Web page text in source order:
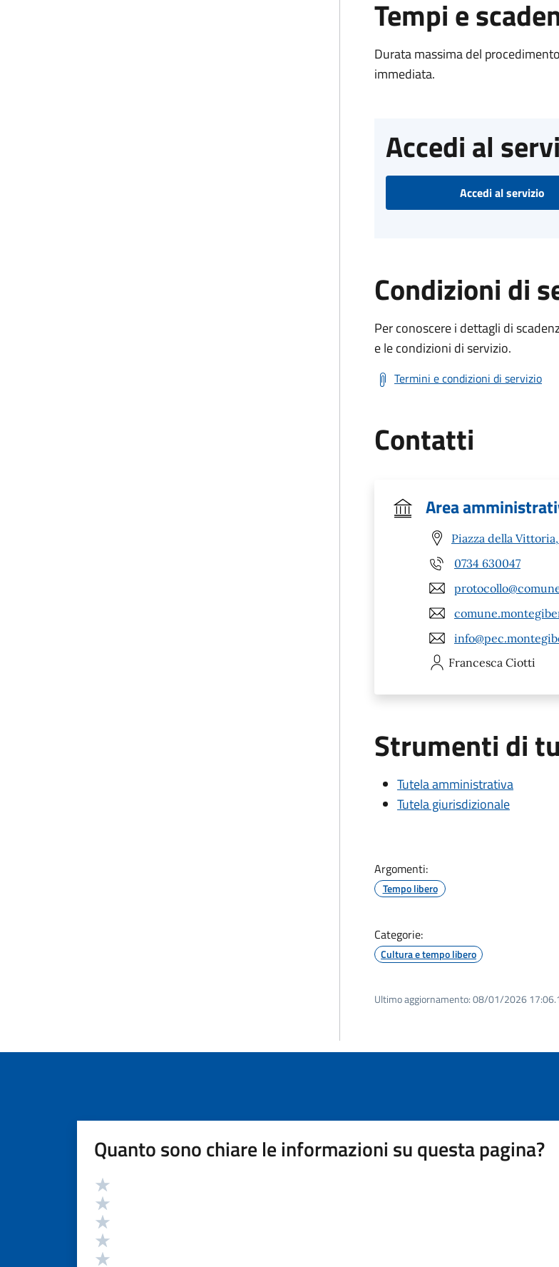
Tempi e
Durata massima del
immediata.
Accedi al
Accedi al servizio
Condizioni di
Per conoscere i dettagli di
e le condizioni di servizio.
Termini e condizioni di servizio
Contatti
Area
Piazza della
0734 630047
Francesca Ciotti
Strumenti di
Tutela amministrativa
Tutela giurisdizionale
Argomenti:
Tempo libero
Categorie:
Cultura e tempo libero
Ultimo aggiornamento:08/01/2026
Quanto sono chiare le informazioni su questa pagina?
Valutazione